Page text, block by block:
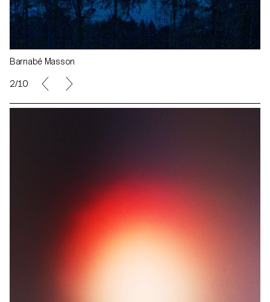
Barnabé Masson
2/10